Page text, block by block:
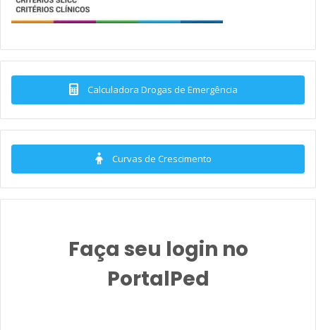
Calculadora Drogas de Emergência
Curvas de Crescimento
Faça seu login no
PortalPed